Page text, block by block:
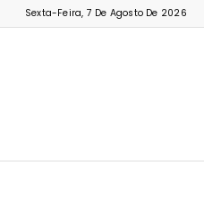
Sexta-Feira, 7 De Agosto De 2026